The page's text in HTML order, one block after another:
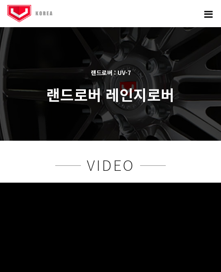
랜드로버 : UV-7
랜드로버 레인지로버
VIDEO